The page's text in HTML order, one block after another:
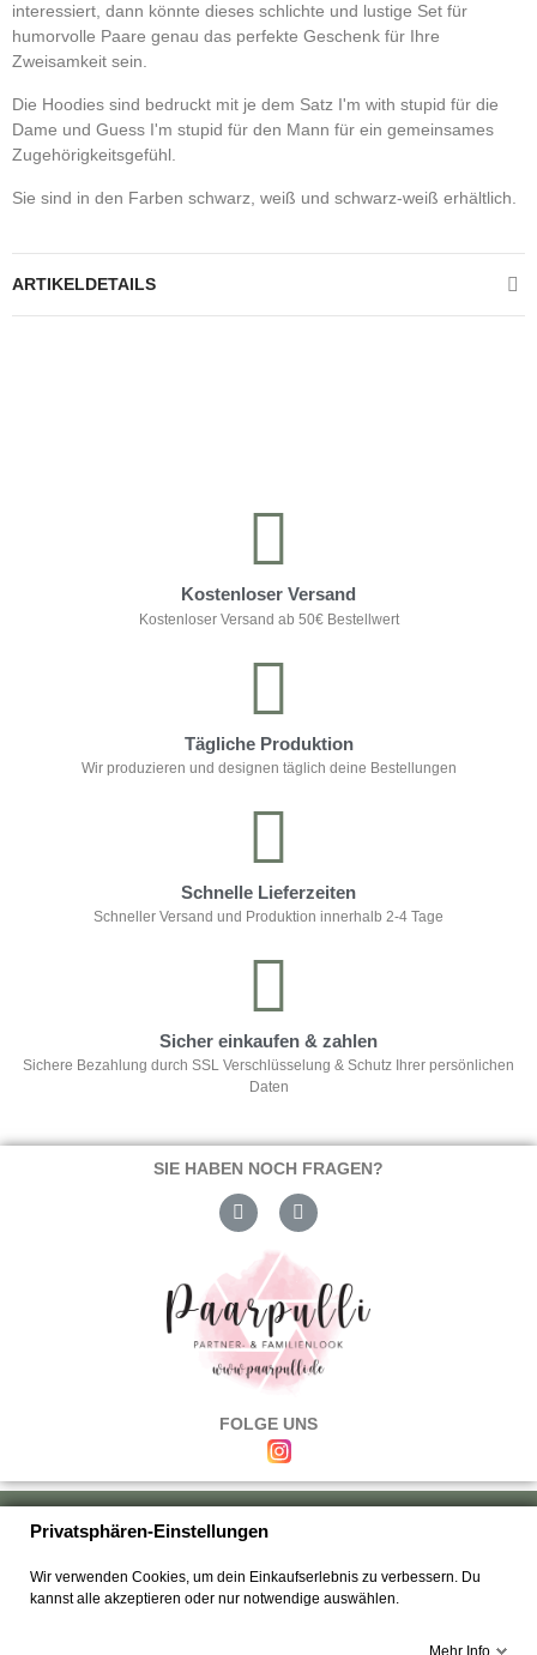
interessiert, dann könnte dieses schlichte und lustige Set für
humorvolle Paare genau das perfekte Geschenk für Ihre
Zweisamkeit sein.
Die Hoodies sind bedruckt mit je dem Satz I'm with stupid für die
Dame und Guess I'm stupid für den Mann für ein gemeinsames
Zugehörigkeitsgefühl.
Sie sind in den Farben schwarz, weiß und schwarz-weiß erhältlich.
ARTIKELDETAILS
Kostenloser Versand
Kostenloser Versand ab 50€ Bestellwert
Tägliche Produktion
Wir produzieren und designen täglich deine Bestellungen
Schnelle Lieferzeiten
Schneller Versand und Produktion innerhalb 2-4 Tage
Sicher einkaufen & zahlen
Sichere Bezahlung durch SSL Verschlüsselung & Schutz Ihrer persönlichen
Daten
SIE HABEN NOCH FRAGEN?
FOLGE UNS
Über uns|Versand & Zahlung|Umtausch & Rückgabe
Kontakt
Privatsphären-Einstellungen
Wir verwenden Cookies, um dein Einkaufserlebnis zu verbessern. Du
kannst alle akzeptieren oder nur notwendige auswählen.
Mehr Info